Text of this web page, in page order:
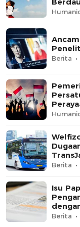
Berita
Berita
Isu
Berita